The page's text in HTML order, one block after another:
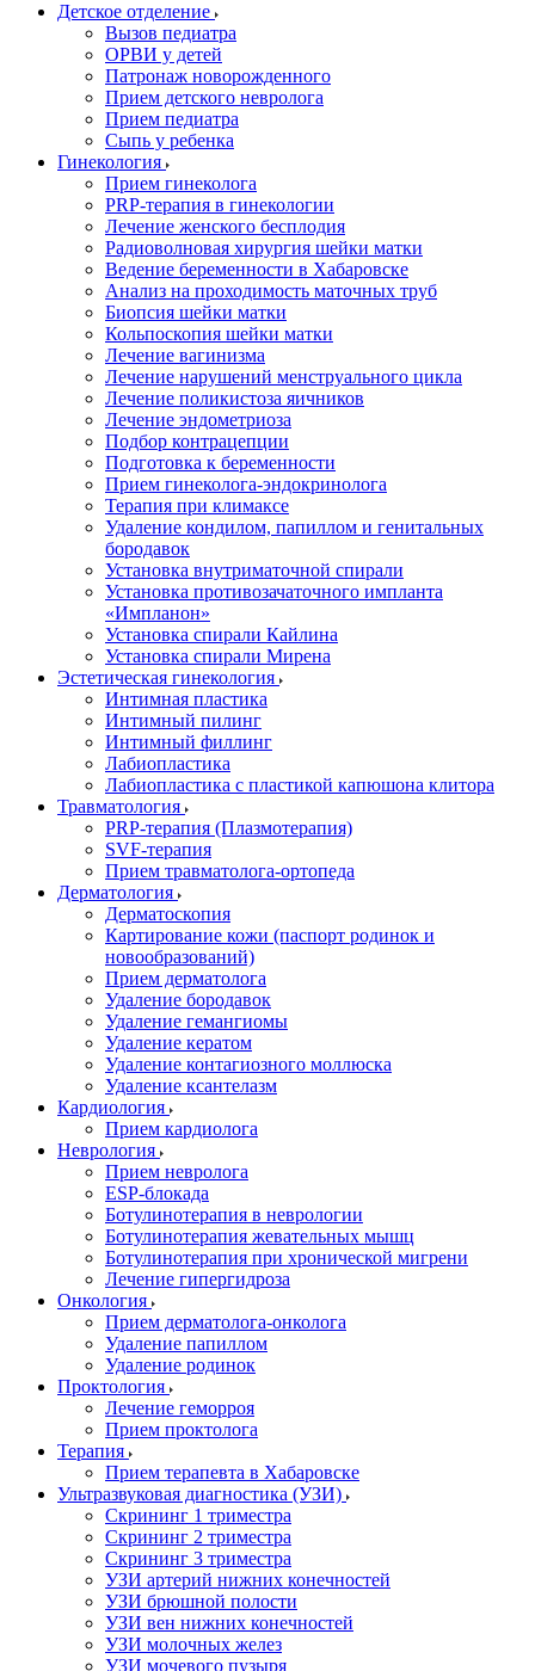
Детское отделение
Вызов педиатра
ОРВИ у детей
Патронаж новорожденного
Прием детского невролога
Прием педиатра
Сыпь у ребенка
Гинекология
Прием гинеколога
PRP-терапия в гинекологии
Лечение женского бесплодия
Радиоволновая хирургия шейки матки
Ведение беременности в Хабаровске
Анализ на проходимость маточных труб
Биопсия шейки матки
Кольпоскопия шейки матки
Лечение вагинизма
Лечение нарушений менструального цикла
Лечение поликистоза яичников
Лечение эндометриоза
Подбор контрацепции
Подготовка к беременности
Прием гинеколога-эндокринолога
Терапия при климаксе
Удаление кондилом, папиллом и генитальных
бородавок
Установка внутриматочной спирали
Установка противозачаточного импланта
«Импланон»
Установка спирали Кайлина
Установка спирали Мирена
Эстетическая гинекология
Интимная пластика
Интимный пилинг
Интимный филлинг
Лабиопластика
Лабиопластика с пластикой капюшона клитора
Травматология
PRP-терапия (Плазмотерапия)
SVF-терапия
Прием травматолога-ортопеда
Дерматология
Дерматоскопия
Картирование кожи (паспорт родинок и
новообразований)
Прием дерматолога
Удаление бородавок
Удаление гемангиомы
Удаление кератом
Удаление контагиозного моллюска
Удаление ксантелазм
Кардиология
Прием кардиолога
Неврология
Прием невролога
ESP-блокада
Ботулинотерапия в неврологии
Ботулинотерапия жевательных мышц
Ботулинотерапия при хронической мигрени
Лечение гипергидроза
Онкология
Прием дерматолога-онколога
Удаление папиллом
Удаление родинок
Проктология
Лечение геморроя
Прием проктолога
Терапия
Прием терапевта в Хабаровске
Ультразвуковая диагностика (УЗИ)
Скрининг 1 триместра
Скрининг 2 триместра
Скрининг 3 триместра
УЗИ артерий нижних конечностей
УЗИ брюшной полости
УЗИ вен нижних конечностей
УЗИ молочных желез
УЗИ мочевого пузыря